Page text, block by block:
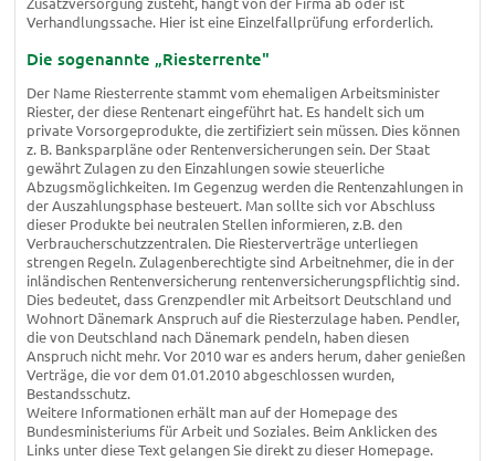
Verhandlungssache. Hier ist eine Einzelfallprüfung erforderlich.
Die sogenannte „Riesterrente"
Der Name Riesterrente stammt vom ehemaligen Arbeitsminister
Riester, der diese Rentenart eingeführt hat. Es handelt sich um
private Vorsorgeprodukte, die zertifiziert sein müssen. Dies können
z. B. Banksparpläne oder Rentenversicherungen sein. Der Staat
gewährt Zulagen zu den Einzahlungen sowie steuerliche
Abzugsmöglichkeiten. Im Gegenzug werden die Rentenzahlungen in
der Auszahlungsphase besteuert. Man sollte sich vor Abschluss
dieser Produkte bei neutralen Stellen informieren, z.B. den
Verbraucherschutzzentralen. Die Riesterverträge unterliegen
strengen Regeln. Zulagenberechtigte sind Arbeitnehmer, die in der
inländischen Rentenversicherung rentenversicherungspflichtig sind.
Dies bedeutet, dass Grenzpendler mit Arbeitsort Deutschland und
Wohnort Dänemark Anspruch auf die Riesterzulage haben. Pendler,
die von Deutschland nach Dänemark pendeln, haben diesen
Anspruch nicht mehr. Vor 2010 war es anders herum, daher genießen
Verträge, die vor dem 01.01.2010 abgeschlossen wurden,
Bestandsschutz.
Weitere Informationen erhält man auf der Homepage des
Bundesministeriums für Arbeit und Soziales. Beim Anklicken des
Links unter diese Text gelangen Sie direkt zu dieser Homepage.